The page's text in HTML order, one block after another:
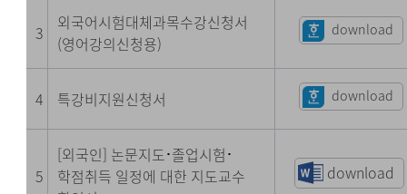
3
외국어시험대체과목수강신청서
(영어강의신청용)
download
4 특강비지원신청서 download
5
[외국인] 논문지도·졸업시험·
학점취득 일정에 대한 지도교수
download